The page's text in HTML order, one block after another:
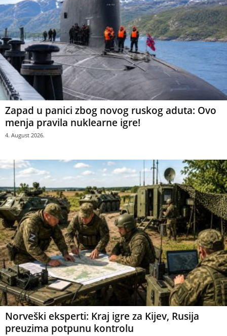
Zapad u panici zbog novog ruskog aduta: Ovo
menja pravila nuklearne igre!
4. August 2026.
Norveški eksperti: Kraj igre za Kijev, Rusija
preuzima potpunu kontrolu